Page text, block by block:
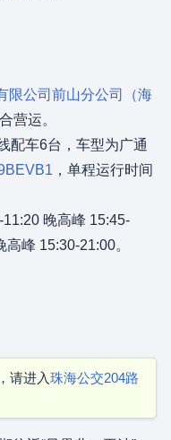
限公司 前山分公司（海
营运。
配车6台，车型为广通
，单程运行时间
晚高峰 15:45-
峰 15:30-21:00。
请进入珠海公交204路